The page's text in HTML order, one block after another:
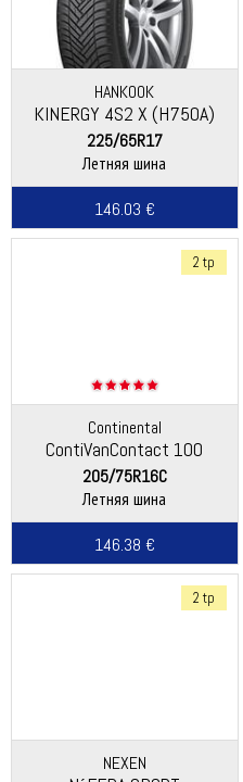
HANKOOK
KINERGY 4S2 X (H750A)
225/65R17
Летняя шина
146.03 €
2 tp
Continental
ContiVanContact 100
205/75R16C
Летняя шина
146.38 €
2 tp
NEXEN